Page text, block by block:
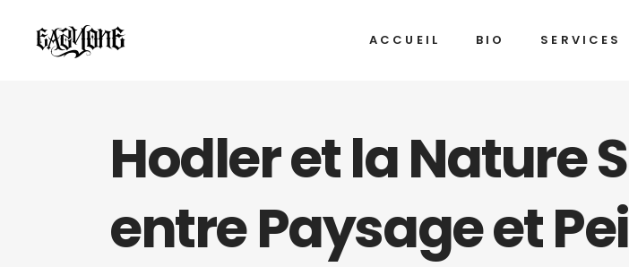
ACCUEIL BIO SERVICES
Hodler et la Nature
entre Paysage et